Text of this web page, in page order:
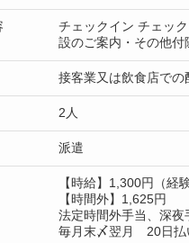
チェックイン チェッ
設のご案内・その他付
接客業又は飲食店での
2人
派遣
【時給】1,300円（経
【時間外】1,625円
法定時間外手当、深夜
毎月末〆翌月 20日払